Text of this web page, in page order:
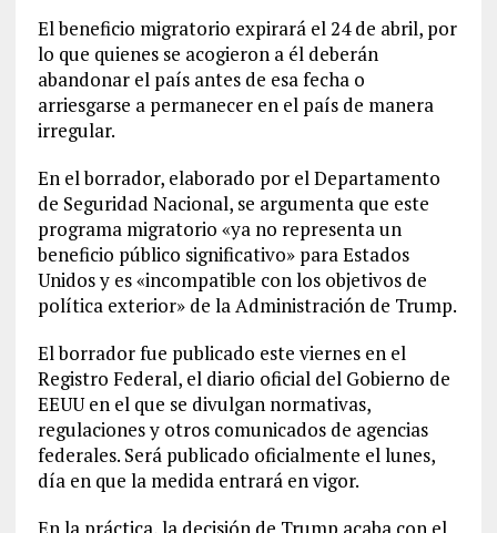
El beneficio migratorio expirará el 24 de abril, por
lo que quienes se acogieron a él deberán
abandonar el país antes de esa fecha o
arriesgarse a permanecer en el país de manera
irregular.
En el borrador, elaborado por el Departamento
de Seguridad Nacional, se argumenta que este
programa migratorio «ya no representa un
beneficio público significativo» para Estados
Unidos y es «incompatible con los objetivos de
política exterior» de la Administración de Trump.
El borrador fue publicado este viernes en el
Registro Federal, el diario oficial del Gobierno de
EEUU en el que se divulgan normativas,
regulaciones y otros comunicados de agencias
federales. Será publicado oficialmente el lunes,
día en que la medida entrará en vigor.